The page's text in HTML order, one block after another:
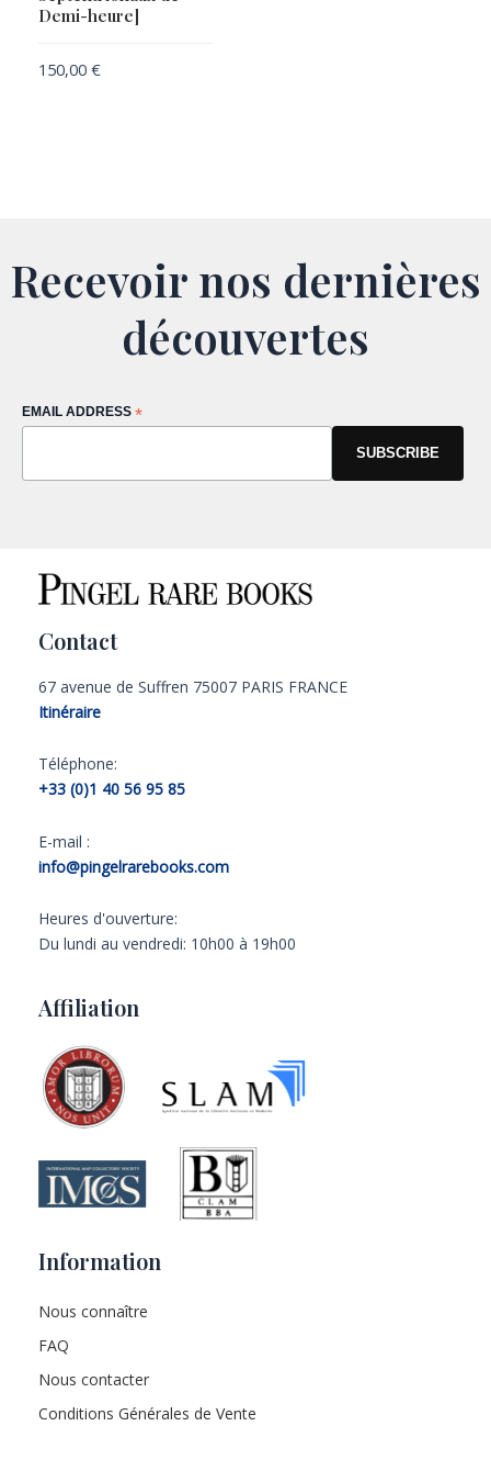
Demi-heure]
150,00 €
Recevoir nos dernières
découvertes
EMAIL ADDRESS *
Contact
67 avenue de Suffren 75007 PARIS FRANCE
Itinéraire
Téléphone:
+33 (0)1 40 56 95 85
E-mail :
info@pingelrarebooks.com
Heures d'ouverture:
Du lundi au vendredi: 10h00 à 19h00
Affiliation
Information
Nous connaître
FAQ
Nous contacter
Conditions Générales de Vente